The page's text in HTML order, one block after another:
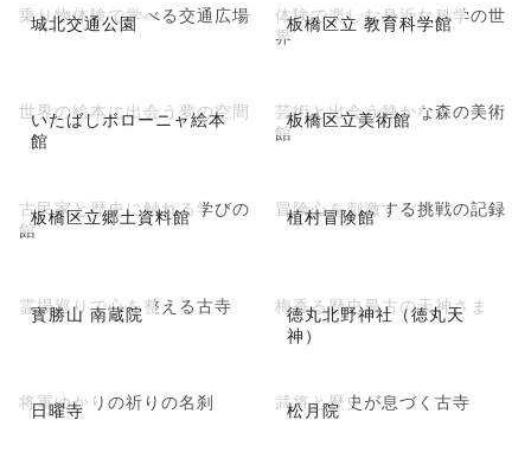
城北交通公園
乗り物体験で学べる交通広場 板橋区立 教育科学館
体験で楽しむ身近な科学の世
界
いたばしボローニャ絵本
館
世界の絵本に出会う夢の空間 板橋区立美術館
芸術と出会う静かな森の美術
館
板橋区立郷土資料館
古民家と歴史に触れる学びの
館
植村冒険館
冒険心を刺激する挑戦の記録
寳勝山 南蔵院
霊場巡りで心を整える古寺
徳丸北野神社（徳丸天
神）
梅香る歴史最古の天神さま
日曜寺
将軍ゆかりの祈りの名刹 松月院
武将と歴史が息づく古寺